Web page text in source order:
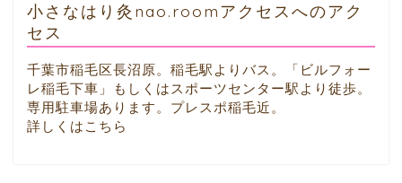
小さなはり灸nao.roomアクセスへのアク
セス
千葉市稲毛区長沼原。稲毛駅よりバス。「ビルフォー
レ稲毛下車」もしくはスポーツセンター駅より徒歩。
専用駐車場あります。プレスポ稲毛近。
詳しくはこちら